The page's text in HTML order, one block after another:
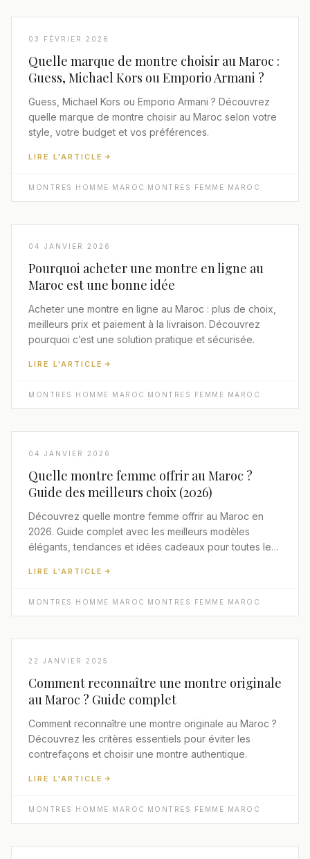
03 FÉVRIER 2026
Quelle marque de montre choisir au Maroc :
Guess, Michael Kors ou Emporio Armani ?
Guess, Michael Kors ou Emporio Armani ? Découvrez
quelle marque de montre choisir au Maroc selon votre
style, votre budget et vos préférences.
LIRE L'ARTICLE
MONTRES HOMME MAROC MONTRES FEMME MAROC
04 JANVIER 2026
Pourquoi acheter une montre en ligne au
Maroc est une bonne idée
Acheter une montre en ligne au Maroc : plus de choix,
meilleurs prix et paiement à la livraison. Découvrez
pourquoi c’est une solution pratique et sécurisée.
LIRE L'ARTICLE
MONTRES HOMME MAROC MONTRES FEMME MAROC
04 JANVIER 2026
Quelle montre femme offrir au Maroc ?
Guide des meilleurs choix (2026)
Découvrez quelle montre femme offrir au Maroc en
2026. Guide complet avec les meilleurs modèles
élégants, tendances et idées cadeaux pour toutes les
LIRE L'ARTICLE
MONTRES HOMME MAROC MONTRES FEMME MAROC
22 JANVIER 2025
Comment reconnaître une montre originale
au Maroc ? Guide complet
Comment reconnaître une montre originale au Maroc ?
Découvrez les critères essentiels pour éviter les
contrefaçons et choisir une montre authentique.
LIRE L'ARTICLE
MONTRES HOMME MAROC MONTRES FEMME MAROC